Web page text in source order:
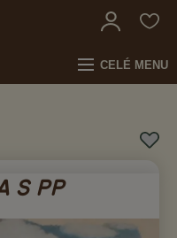
CELÉ MENU
S PP